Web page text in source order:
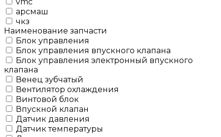
арсмаш
чкз
Наименование запчасти
Блок управления
Блок управления впускного клапана
Блок управления электронный впускного
клапана
Венец зубчатый
Вентилятор охлаждения
Винтовой блок
Впускной клапан
Датчик давления
Датчик температуры